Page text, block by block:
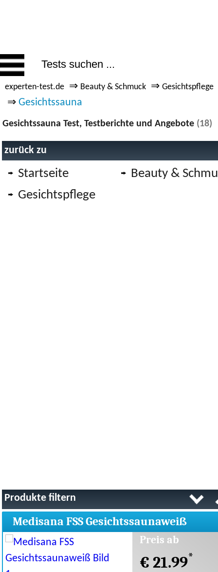
experten-test.de ⇒ Beauty & Schmuck ⇒ Gesichtspflege
⇒ Gesichtssauna
Gesichtssauna Test, Testberichte und Angebote (18)
zurück zu
Startseite
Beauty &
Gesichtspflege
Produkte filtern
Medisana FSS Gesichtssaunaweiß
Preis ab
€ 21.99*